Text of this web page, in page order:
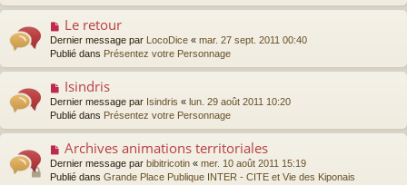
e
e
s
a
e
a
u
m
e
s
a
e
N
u
a
u
m
e
a
Le retour
Dernier message par LocoDice « mar. 27 sept. 2011 00:40
Publié dans Présentez votre Personnage
N
u
a
u
m
Isindris
Dernier message par Isindris « lun. 29 août 2011 10:20
Publié dans Présentez votre Personnage
N
u
Archives animations territoriales
Dernier message par bibitricotin « mer. 10 août 2011 15:19
Publié dans Grande Place Publique INTER - CITE et Vie des Kiponais